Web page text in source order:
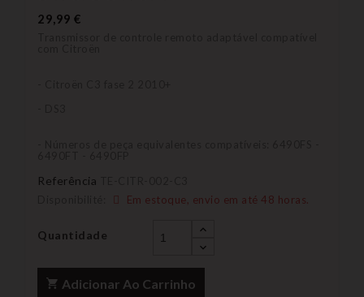
29,99 €
Referência
Em estoque, envio em até 48 horas.
Quantidade
Adicionar Ao Carrinho